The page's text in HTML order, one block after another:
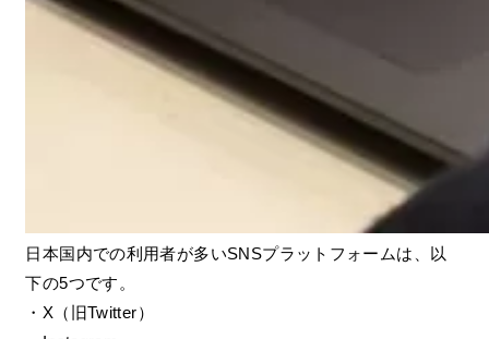
日本国内での利用者が多いSNSプラットフォームは、以
下の5つです。
・X（旧Twitter）